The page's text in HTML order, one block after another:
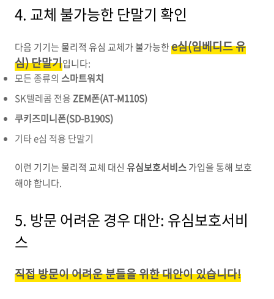
4. 교체 불가능한 단말기 확인
다음 기기는 물리적 유심 교체가 불가능한e심(임베디드 유
심)단말기입니다:
모든 종류의 스마트워치
SK텔레콤 전용ZEM폰(AT-M110S)
쿠키즈미니폰(SD-B190S)
기타 e심 적용 단말기
이런 기기는 물리적 교체 대신 유심보호서비스가입을 통해 보호
해야 합니다.
5. 방문 어려운 경우 대안: 유심보호서비
스
직접 방문이 어려운 분들을 위한 대안이 있습니다!